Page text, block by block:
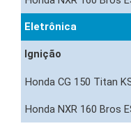
Eletrônica
Ignição